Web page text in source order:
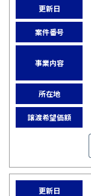
更新日
案件番号
事業内容
所在地
譲渡希望価額
更新日